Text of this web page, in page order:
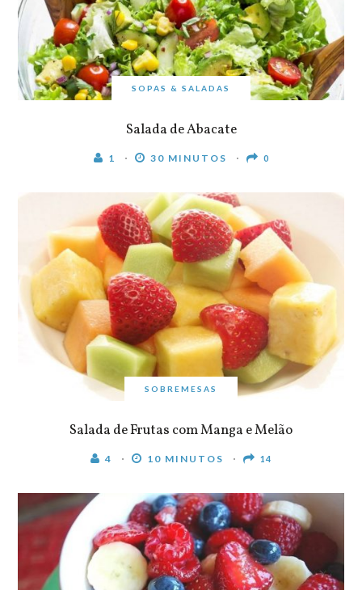
SOPAS & SALADAS
Salada de Abacate
1 30 MINUTOS 0
SOBREMESAS
Salada de Frutas com Manga e Melão
4 10 MINUTOS 14